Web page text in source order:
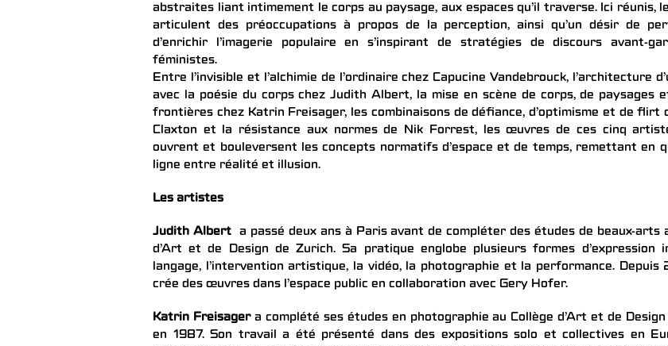
abstraites liant intimement le corps au paysage, aux espaces qu’il traverse. Ici réunis,
articulent des préoccupations à propos de la perception, ainsi qu’un désir de
d’enrichir l’imagerie populaire en s’inspirant de stratégies de discours avant-
féministes.
Entre l’invisible et l’alchimie de l’ordinaire chez Capucine Vandebrouck, l’architecture
avec la poésie du corps chez Judith Albert, la mise en scène de corps, de paysages
frontières chez Katrin Freisager, les combinaisons de défiance, d’optimisme et de flirt
Claxton et la résistance aux normes de Nik Forrest, les œuvres de ces cinq
ouvrent et bouleversent les concepts normatifs d’espace et de temps, remettant en
ligne entre réalité et illusion.
Les artistes
Judith Alberta passé deux ans à Paris avant de compléter des études de beaux-arts
d’Art et de Design de Zurich. Sa pratique englobe plusieurs formes d’expression
langage, l’intervention artistique, la vidéo, la photographie et la performance. Depuis
crée des œuvres dans l’espace public en collaboration avec Gery Hofer.
Katrin Freisagera complété ses études en photographie au Collège d’Art et de
en 1987. Son travail a été présenté dans des expositions solo et collectives en